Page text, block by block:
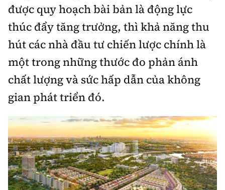
được quy hoạch bài bản là động lực
thúc đẩy tăng trưởng, thì khả năng thu
hút các nhà đầu tư chiến lược chính là
một trong những thước đo phản ánh
chất lượng và sức hấp dẫn của không
gian phát triển đó.